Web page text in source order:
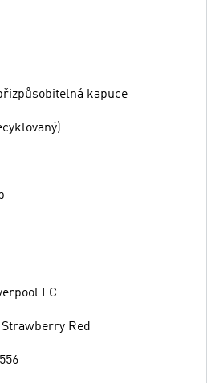
kapuce
FC
Red